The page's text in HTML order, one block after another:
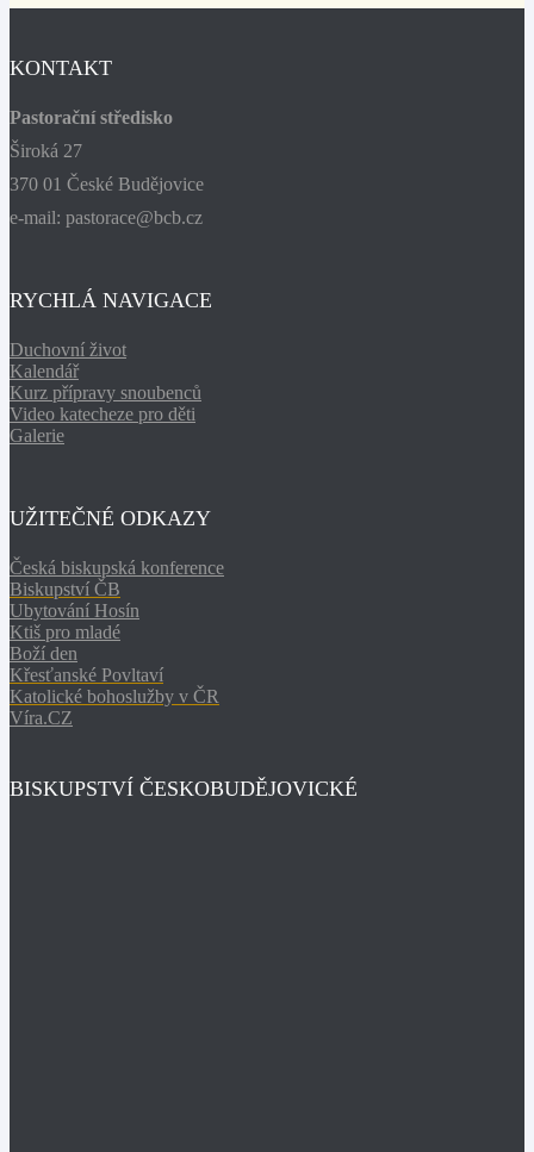
KONTAKT
Pastorační středisko
Široká 27
370 01 České Budějovice
e-mail: pastorace@bcb.cz
RYCHLÁ NAVIGACE
Duchovní život
Kalendář
Kurz přípravy snoubenců
Video katecheze pro děti
Galerie
UŽITEČNÉ ODKAZY
Česká biskupská konference
Biskupství ČB
Ubytování Hosín
Ktiš pro mladé
Boží den
Křesťanské Povltaví
Katolické bohoslužby v ČR
Víra.CZ
BISKUPSTVÍ ČESKOBUDĚJOVICKÉ